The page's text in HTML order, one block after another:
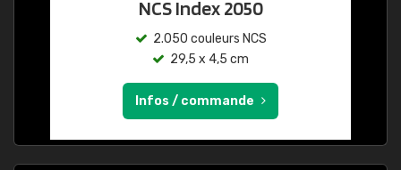
NCS Index 2050
2.050 couleurs NCS
29,5 x 4,5 cm
Infos / commande